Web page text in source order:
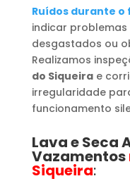
Ruídos durante
indicar
desgastados ou
Realizamos
do Siqueirae
irregularidade
funcionamento
Lava e Seca
Vazamentos
Siqueira: